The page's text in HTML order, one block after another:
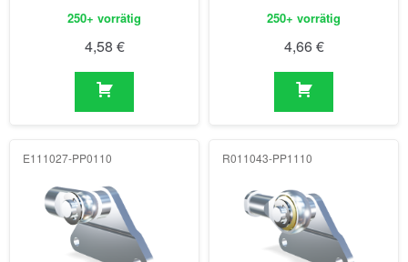
250+ vorrätig
4,58 €
250+ vorrätig
4,66€
E111027-PP0110 R011043-PP1110